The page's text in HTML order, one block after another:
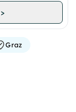
>
Graz